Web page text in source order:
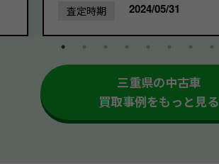
査定時期 2024/05/31
三重県の中古車
買取事例をもっと見る